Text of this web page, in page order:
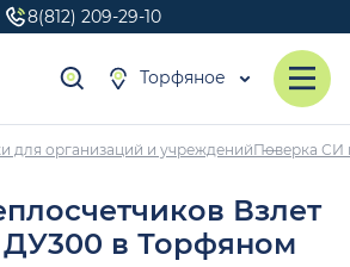
8(812) 209-29-10
Торфяное
для организаций и учрежденийПоверка СИ
Взлет
в Торфяном